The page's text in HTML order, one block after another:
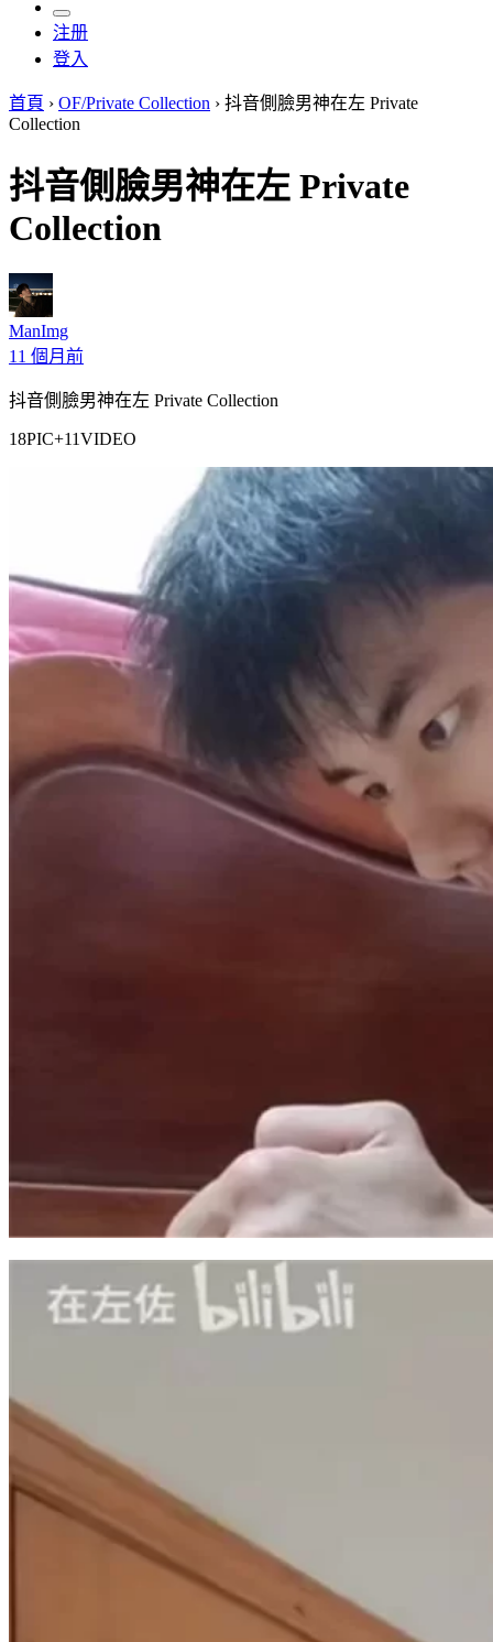
注册
登入
首頁 › OF/Private Collection › 抖音側臉男神在左 Private
Collection
抖音側臉男神在左 Private
Collection
ManImg
11 個月前
抖音側臉男神在左 Private Collection
18PIC+11VIDEO